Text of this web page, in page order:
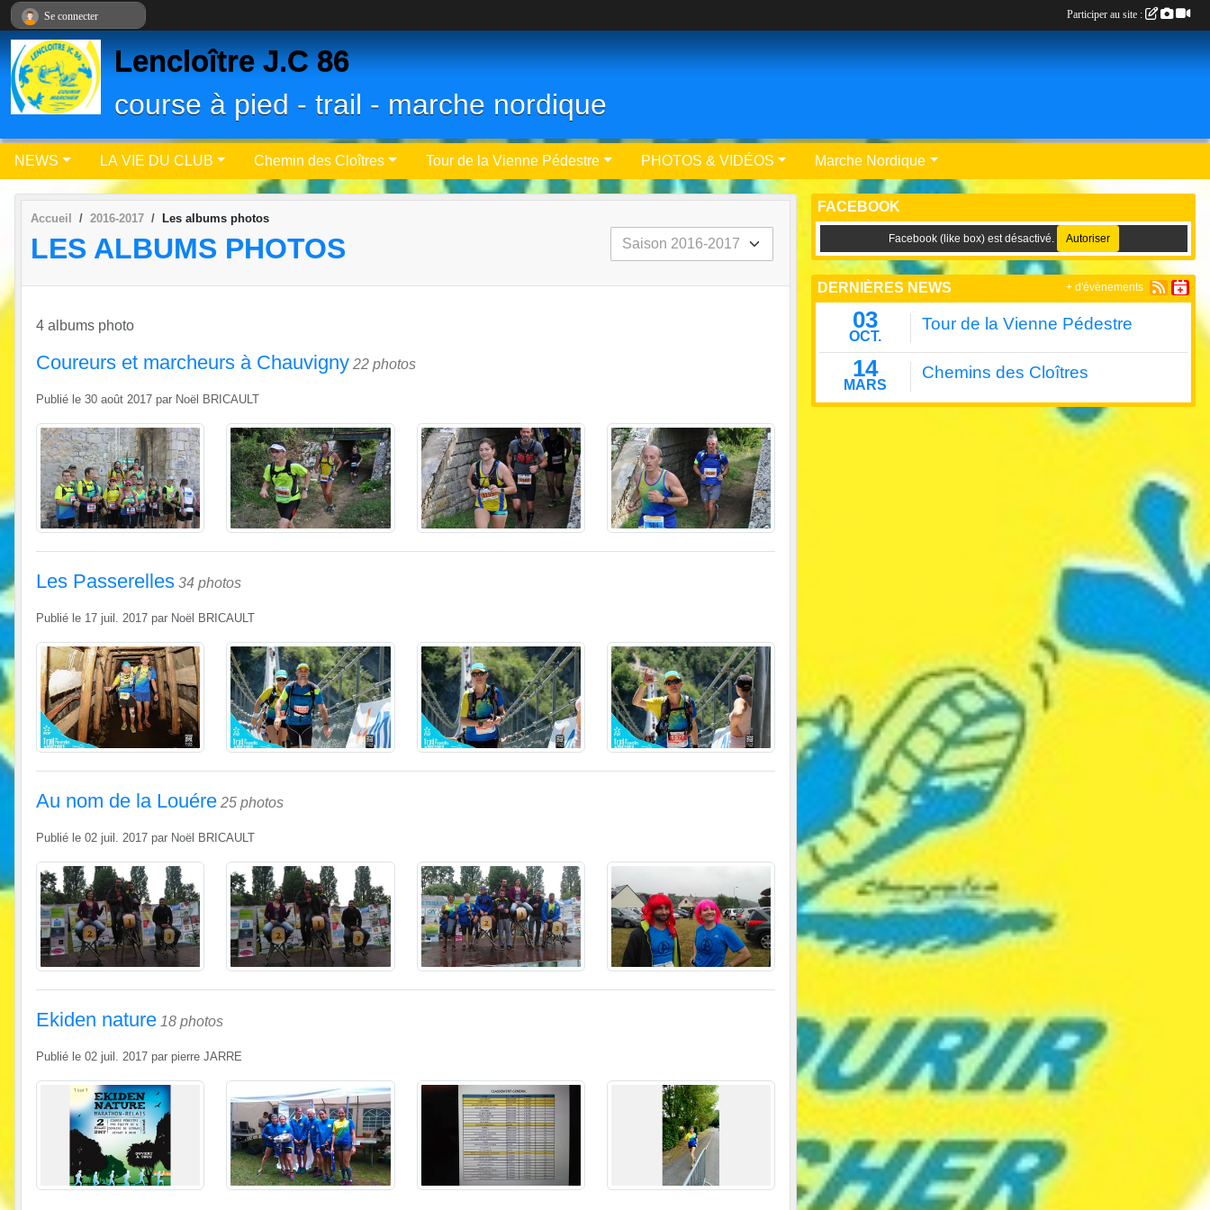
Lencloître J.C 86
course à pied - trail - marche nordique
NEWS LA VIE DU CLUB Chemin des Cloîtres Tour de la Vienne Pédestre PHOTOS & VIDÉOS Marche Nordique
Accueil 2016-2017 Les albums photos
LES ALBUMS PHOTOS
4 albums photo
Coureurs et marcheurs à Chauvigny 22 photos
Publié le 30 août 2017 par Noël BRICAULT
Les Passerelles 34 photos
Publié le 17 juil. 2017 par Noël BRICAULT
Au nom de la Louére 25 photos
Publié le 02 juil. 2017 par Noël BRICAULT
Ekiden nature 18 photos
Publié le 02 juil. 2017 par pierre JARRE
FACEBOOK
Facebook (like box) est désactivé. Autoriser
DERNIÈRES NEWS
03
OCT.
Tour de la Vienne Pédestre
14
MARS
Chemins des Cloîtres
+ d'évènements
Se connecter Participer au site :
Panneau de gestion des cookies